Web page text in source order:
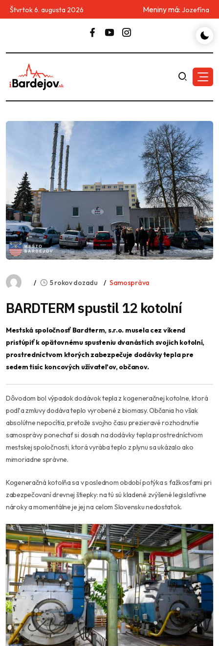
Štvrtok 6. augusta 2026 Meniny má: Jozefína
5 rokov dozadu Samospráva
BARDTERM spustil 12 kotolní
Mestská spoločnosť Bardterm, s.r.o. musela cez víkend
pristúpiť k opätovnému spusteniu dvanástich svojich kotolní,
prostredníctvom ktorých zabezpečuje dodávky tepla pre
sedem tisíc koncových užívateľov, občanov.
Dôvodom bol výpadok dodávok tepla z kogeneračnej kotolne, ktorá
podľa zmluvy dodáva teplo vyrobené z biomasy. Občania ho však
absolútne nepocítia, pretože svojho času prezieravé rozhodnutie
samosprávy ponechať si dosah na dodávky tepla prostredníctvom
mestskej spoločnosti, ktorá vyrába teplo z plynu sa ukázalo ako
mimoriadne správne.
Kogeneračná kotolňa sa v poslednom období potýka s ťažkosťami pri
zabezpečovaní drevnej štiepky: na tú sú kladené zvýšené legislatívne
nároky a momentálne je jej na celom Slovensku nedostatok.